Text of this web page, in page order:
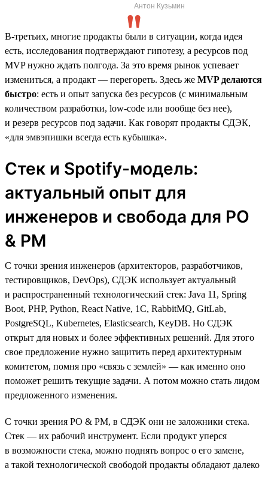
Антон Кузьмин
В-третьих, многие продакты были в ситуации, когда идея
есть, исследования подтверждают гипотезу, а ресурсов под
MVP нужно ждать полгода. За это время рынок успевает
измениться, а продакт — перегореть. Здесь же MVP делаются
быстро: есть и опыт запуска без ресурсов (с минимальным
количеством разработки, low-code или вообще без нее),
и резерв ресурсов под задачи. Как говорят продакты СДЭК,
«для эмвэпишки всегда есть кубышка».
Стек и Spotify-модель:
актуальный опыт для
инженеров и свобода для PO
& PM
С точки зрения инженеров (архитекторов, разработчиков,
тестировщиков, DevOps), СДЭК использует актуальный
и распространенный технологический стек: Java 11, Spring
Boot, PHP, Python, React Native, 1C, RabbitMQ, GitLab,
PostgreSQL, Kubernetes, Elasticsearch, KeyDB. Но СДЭК
открыт для новых и более эффективных решений. Для этого
свое предложение нужно защитить перед архитектурным
комитетом, помня про «связь с землей» — как именно оно
поможет решить текущие задачи. А потом можно стать лидом
предложенного изменения.
С точки зрения PO & PM, в СДЭК они не заложники стека.
Стек — их рабочий инструмент. Если продукт уперся
в возможности стека, можно поднять вопрос о его замене,
а такой технологической свободой продакты обладают далеко